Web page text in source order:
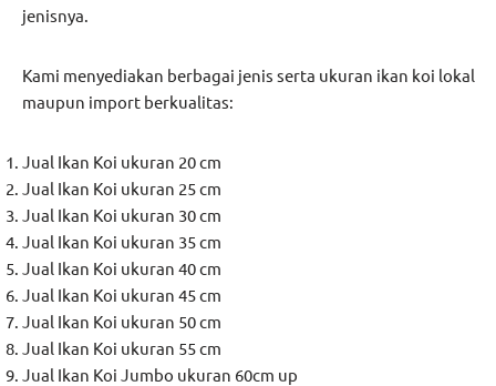
jenisnya.
Kami menyediakan berbagai jenis serta ukuran ikan koi lokal
maupun import berkualitas:
Jual Ikan Koi ukuran 20 cm
Jual Ikan Koi ukuran 25 cm
Jual Ikan Koi ukuran 30 cm
Jual Ikan Koi ukuran 35 cm
Jual Ikan Koi ukuran 40 cm
Jual Ikan Koi ukuran 45 cm
Jual Ikan Koi ukuran 50 cm
Jual Ikan Koi ukuran 55 cm
Jual Ikan Koi Jumbo ukuran 60cm up